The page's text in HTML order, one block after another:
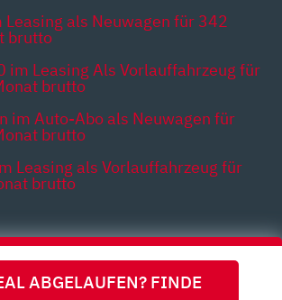
ABGELAUFEN? FINDE
Leasing als Neuwagen für 342
brutto
im Leasing Als Vorlauffahrzeug für
brutto
im Auto-Abo als Neuwagen für
brutto
Leasing als Vorlauffahrzeug für
brutto